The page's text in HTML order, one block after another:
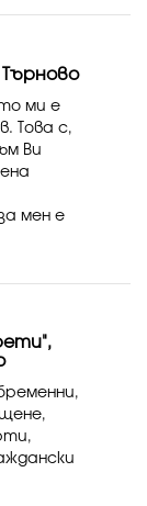
Търново
ми е
Това с,
Ви
мен е
решили